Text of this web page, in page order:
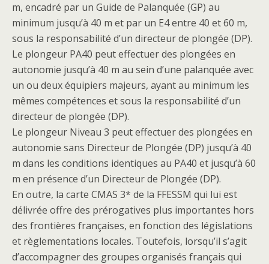
m, encadré par un Guide de Palanquée (GP) au
minimum jusqu’à 40 m et par un E4 entre 40 et 60 m,
sous la responsabilité d’un directeur de plongée (DP).
Le plongeur PA40 peut effectuer des plongées en
autonomie jusqu’à 40 m au sein d’une palanquée avec
un ou deux équipiers majeurs, ayant au minimum les
mêmes compétences et sous la responsabilité d’un
directeur de plongée (DP).
Le plongeur Niveau 3 peut effectuer des plongées en
autonomie sans Directeur de Plongée (DP) jusqu’à 40
m dans les conditions identiques au PA40 et jusqu’à 60
m en présence d’un Directeur de Plongée (DP).
En outre, la carte CMAS 3* de la FFESSM qui lui est
délivrée offre des prérogatives plus importantes hors
des frontières françaises, en fonction des législations
et règlementations locales. Toutefois, lorsqu’il s’agit
d’accompagner des groupes organisés français qui